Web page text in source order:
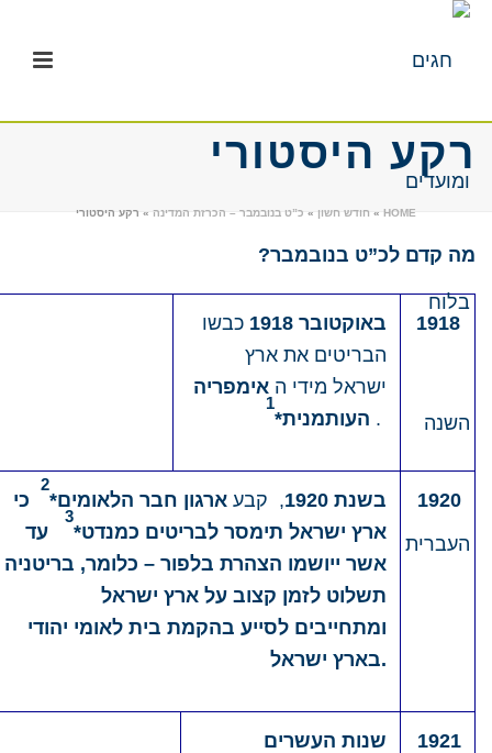
רקע היסטורי
HOME
» חודש חשון » כ”ט בנובמבר – הכרזת המדינה » רקע היסטורי
מה קדם לכ”ט בנובמבר?
באוקטובר 1918
כבשו
הבריטים את ארץ
ישראל מידי ה אימפריה
העותמנית*
1
.
1918
בשנת 1920 , קבע ארגון חבר הלאומים*
2
כי
ארץ ישראל תימסר לבריטים כמנדט*
3
עד
אשר ייושמו הצהרת בלפור – כלומר, בריטניה
תשלוט לזמן קצוב על ארץ ישראל
ומתחייבים לסייע בהקמת בית לאומי יהודי
בארץ ישראל.
1920
שנות העשרים
1921